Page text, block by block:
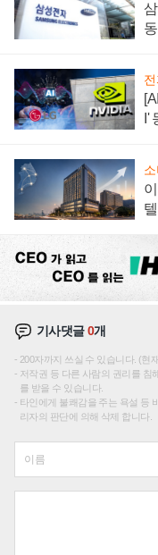
전
I'
기사댓글0개
200자까지 쓰실 수 있습니다. (현
저작권 등 다른 사람의 권리를 침
를 받을 수 있습니다.
타인에게 불쾌감을 주는 욕설 등
리자의 판단에 의해 삭제 합니다.